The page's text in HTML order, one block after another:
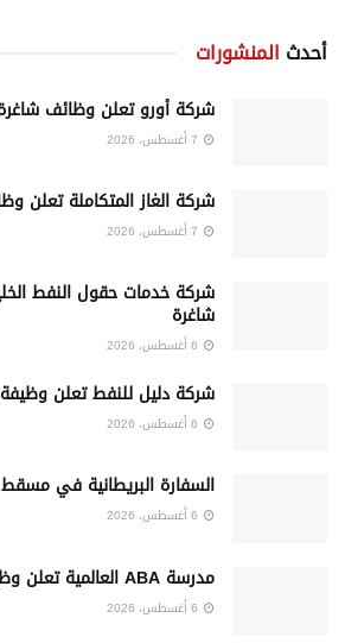
أحدث المنشورات
شركة أورو تعلن وظائف
شركة الغاز المتكاملة تعلن
شركة خدمات حقول النفط
شاغرة
شركة دليل للنفط تعلن
السفارة البريطانية في
مدرسة ABA العالمية تعلن وظيفة شاغرة